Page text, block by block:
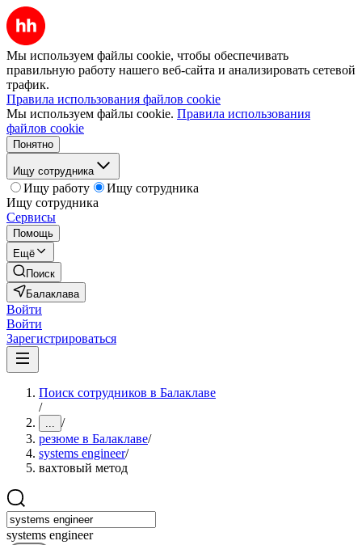
Мы используем файлы cookie, чтобы обеспечивать
правильную работу нашего веб-сайта и анализировать сетевой
трафик.
Правила использования файлов cookie
Мы используем файлы cookie. Правила использования
файлов cookie
Понятно
Ищу сотрудника
Ищу работу
Ищу сотрудника
Ищу сотрудника
Сервисы
Помощь
Ещё
Поиск
Балаклава
Войти
Войти
Зарегистрироваться
Поиск сотрудников в Балаклаве
/
... /
резюме в Балаклаве/
systems engineer/
вахтовый метод
systems engineer